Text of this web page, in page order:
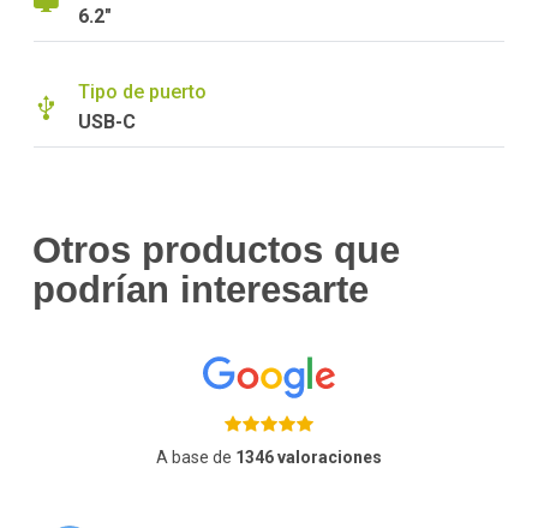
6.2"
Tipo de puerto
USB-C
Otros productos que
podrían interesarte
A base de 1346 valoraciones